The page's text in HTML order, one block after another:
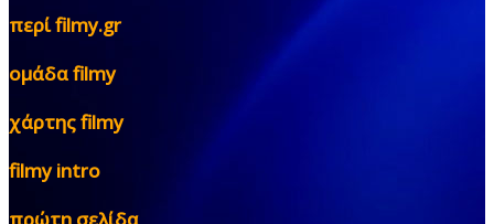
περί filmy.gr
ομάδα filmy
χάρτης filmy
filmy intro